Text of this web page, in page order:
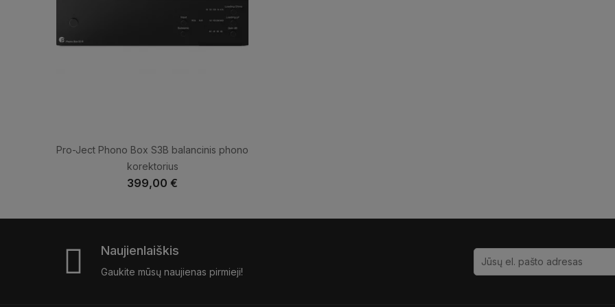
Pro-Ject Phono Box S3B balancinis phono
korektorius
399,00 €
Naujienlaiškis
Gaukite mūsų naujienas pirmieji!